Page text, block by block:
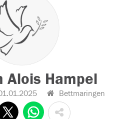
Alois Hampel
Bettmaringen